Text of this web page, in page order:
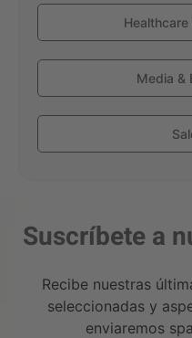
Media &
Suscríbete a
Recibe nuestras
seleccionadas y
enviaremos